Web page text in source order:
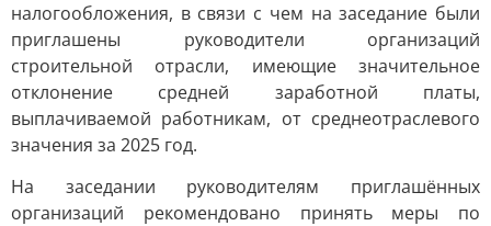
налогообложения, в связи с чем на заседание были
приглашены руководители организаций
строительной отрасли, имеющие значительное
отклонение средней заработной платы,
выплачиваемой работникам, от среднеотраслевого
значения за 2025 год.
На заседании руководителям приглашённых
организаций рекомендовано принять меры по